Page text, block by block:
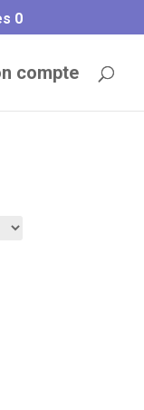
0
compte